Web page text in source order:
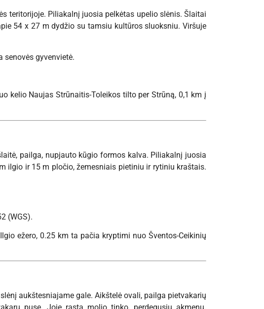
teritorijoje. Piliakalnį juosia pelkėtas upelio slėnis. Šlaitai
54 x 27 m dydžio su tamsiu kultūros sluoksniu. Viršuje
senovės gyvenvietė.
kelio Naujas Strūnaitis-Toleikos tilto per Strūną, 0,1 km į
pailga, nupjauto kūgio formos kalva. Piliakalnį juosia
ilgio ir 15 m pločio, žemesniais pietiniu ir rytiniu kraštais.
(WGS).
ežero, 0.25 km ta pačia kryptimi nuo Šventos-Ceikinių
aukštesniajame gale. Aikštelė ovali, pailga pietvakarių